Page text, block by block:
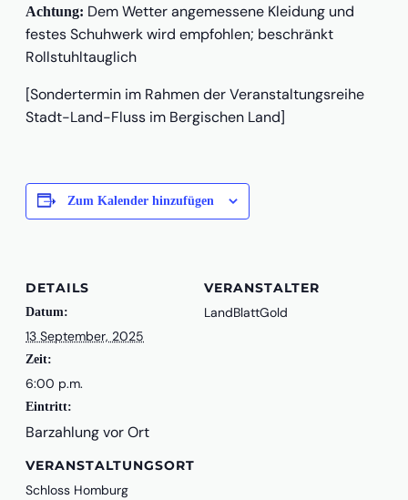
Achtung: Dem Wetter angemessene Kleidung und
festes Schuhwerk wird empfohlen; beschränkt
Rollstuhltauglich
[Sondertermin im Rahmen der Veranstaltungsreihe
Stadt-Land-Fluss im Bergischen Land]
Zum Kalender hinzufügen
DETAILS
Datum:
13 September, 2025
Zeit:
6:00 p.m.
Eintritt:
VERANSTALTUNGSORT
Schloss Homburg
VERANSTALTER
LandBlattGold